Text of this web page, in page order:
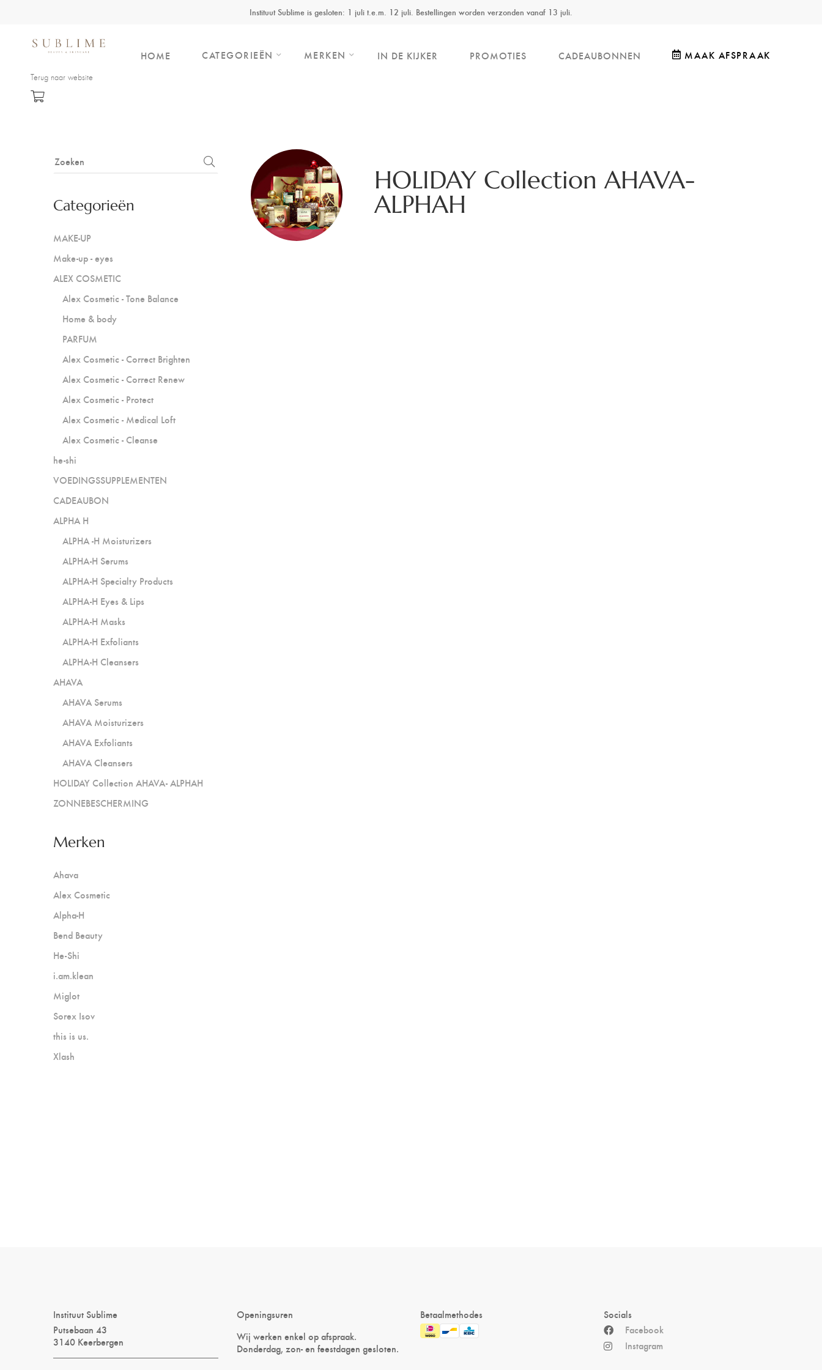
Instituut Sublime is gesloten: 1 juli t.e.m. 12 juli. Bestellingen worden verzonden vanaf 13 juli.
Terug naar website
HOME CATEGORIEËN MERKEN IN DE KIJKER PROMOTIES CADEAUBONNEN MAAK AFSPRAAK
HOLIDAY Collection AHAVA-
ALPHAH
Categorieën
MAKE-UP
Make-up - eyes
ALEX COSMETIC
Alex Cosmetic - Tone Balance
Home & body
PARFUM
Alex Cosmetic - Correct Brighten
Alex Cosmetic - Correct Renew
Alex Cosmetic - Protect
Alex Cosmetic - Medical Loft
Alex Cosmetic - Cleanse
he-shi
VOEDINGSSUPPLEMENTEN
CADEAUBON
ALPHA H
ALPHA -H Moisturizers
ALPHA-H Serums
ALPHA-H Specialty Products
ALPHA-H Eyes & Lips
ALPHA-H Masks
ALPHA-H Exfoliants
ALPHA-H Cleansers
AHAVA
AHAVA Serums
AHAVA Moisturizers
AHAVA Exfoliants
AHAVA Cleansers
HOLIDAY Collection AHAVA- ALPHAH
ZONNEBESCHERMING
Merken
Ahava
Alex Cosmetic
Alpha-H
Bend Beauty
He-Shi
i.am.klean
Miglot
Sorex Isov
this is us.
Xlash
Instituut Sublime
Putsebaan 43
3140 Keerbergen
Openingsuren
Wij werken enkel op afspraak.
Donderdag, zon- en feestdagen gesloten.
Betaalmethodes
Socials
Facebook
Instagram